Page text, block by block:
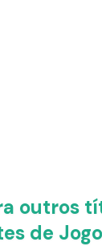
outros
de